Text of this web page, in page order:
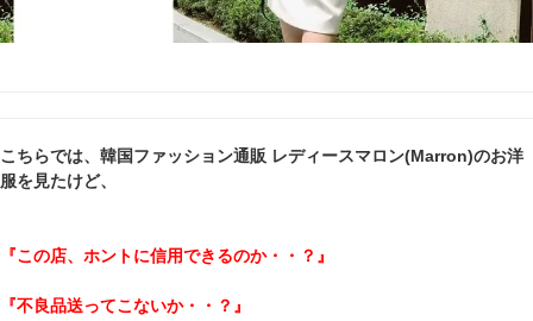
こちらでは、 韓国ファッション通販 レディースマロン(Marron)のお洋
服を見たけど、
『この店、ホントに信用できるのか・・？』
『不良品送ってこないか・・？』